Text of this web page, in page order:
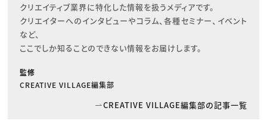
クリエイティブ業界に特化した情報を扱うメディアです。
クリエイターへのインタビューやコラム、各種セミナー、イベント
など、
ここでしか知ることのできない情報をお届けします。
監修
CREATIVE VILLAGE編集部
CREATIVE VILLAGE編集部の記事一覧